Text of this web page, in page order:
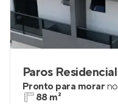
Paros Residencial
Pronto para morar no
88 m²